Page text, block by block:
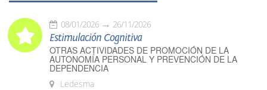
08/01/2026 26/11/2026
Estimulación Cognitiva
OTRAS ACTIVIDADES DE PROMOCIÓN DE LA
AUTONOMÍA PERSONAL Y PREVENCIÓN DE LA
DEPENDENCIA
Ledesma